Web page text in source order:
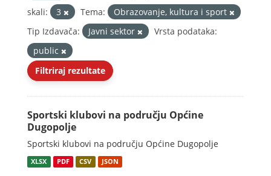
skali:
3 Tema:
Obrazovanje, kultura i sport
Tip Izdavača:
Javni sektor
Vrsta podataka:
public
Filtriraj rezultate
Sportski klubovi na području Općine
Dugopolje
Sportski klubovi na području Općine Dugopolje
XLSX PDF CSV JSON